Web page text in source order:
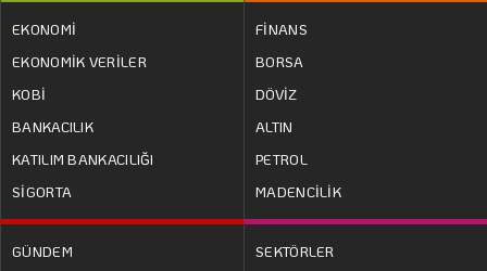
EKONOMİ
EKONOMİK VERİLER
KOBİ
BANKACILIK
KATILIM BANKACILIĞI
SİGORTA
FİNANS
BORSA
DÖVİZ
ALTIN
PETROL
MADENCİLİK
GÜNDEM
SEKTÖRLER